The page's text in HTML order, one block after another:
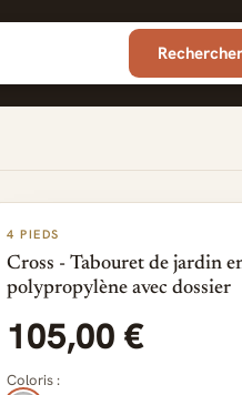
Rechercher
4 PIEDS
Cross - Tabouret de jardin
polypropylène avec dossier
105,00 €
Coloris :